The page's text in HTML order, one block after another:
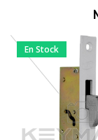
En Stock